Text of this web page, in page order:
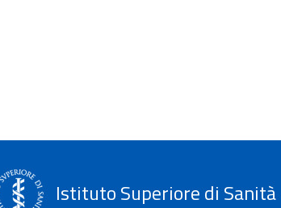
Istituto Superiore di Sanità